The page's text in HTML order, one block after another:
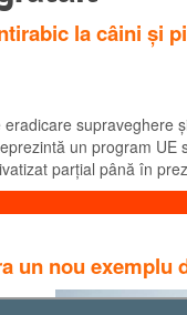
un nou
la câini și
supraveghere
un program UE
parțial până în